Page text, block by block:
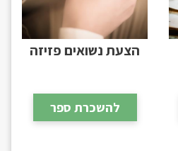
הצעת נשואים פזיזה
להשכרת ספר